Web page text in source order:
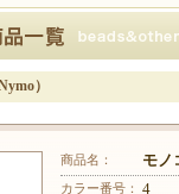
会員マ
）
商品名： モ
カラー番号： 4